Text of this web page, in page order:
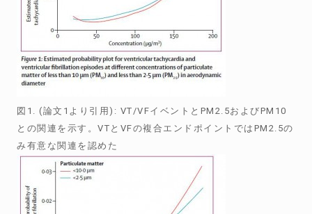
図1. (論文1より引用): VT/VFイベントとPM2.5およびPM10
との関連を示す。VTとVFの複合エンドポイントではPM2.5の
み有意な関連を認めた